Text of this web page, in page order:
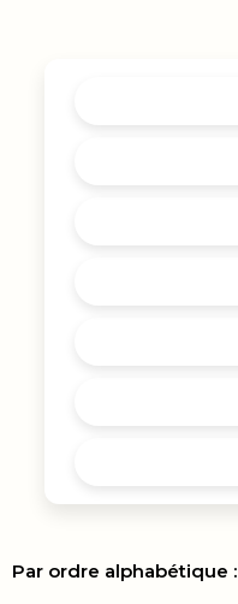
Par ordre alphabétique :